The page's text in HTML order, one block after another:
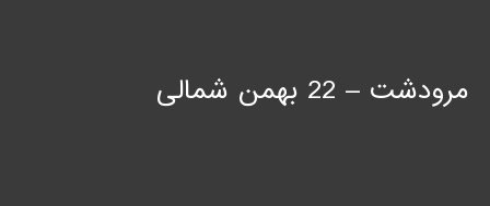
مرودشت – 22 بهمن شمالی